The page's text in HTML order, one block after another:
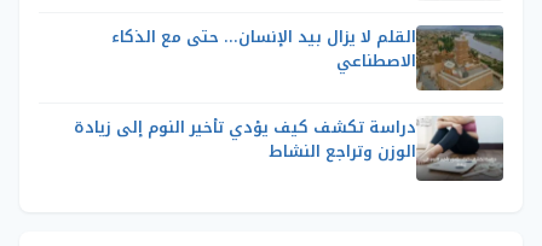
القلم لا يزال بيد الإنسان… حتى مع الذكاء
الاصطناعي
دراسة تكشف كيف يؤدي تأخير النوم إلى زيادة
الوزن وتراجع النشاط